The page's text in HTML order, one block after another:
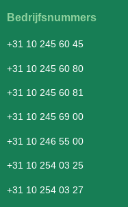
Bedrijfsnummers
+31 10 245 60 45
+31 10 245 60 80
+31 10 245 60 81
+31 10 245 69 00
+31 10 246 55 00
+31 10 254 03 25
+31 10 254 03 27